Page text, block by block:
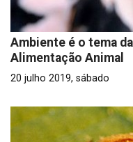
Ambiente é o tema
Alimentação Animal
20 julho 2019, sábado